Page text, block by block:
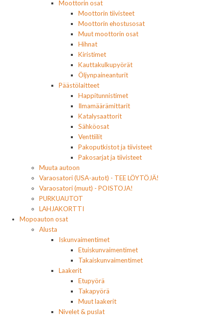
Moottorin osat
Moottorin tiivisteet
Moottorin ehostusosat
Muut moottorin osat
Hihnat
Kiristimet
Kauttakulkupyörät
Öljynpaineanturit
Päästölaitteet
Happitunnistimet
Ilmamäärämittarit
Katalysaattorit
Sähköosat
Venttiilit
Pakoputkistot ja tiivisteet
Pakosarjat ja tiivisteet
Muuta autoon
Varaosatori (USA-autot) - TEE LÖYTÖJÄ!
Varaosatori (muut) - POISTOJA!
PURKUAUTOT
LAHJAKORTTI
Mopoauton osat
Alusta
Iskunvaimentimet
Etuiskunvaimentimet
Takaiskunvaimentimet
Laakerit
Etupyörä
Takapyörä
Muut laakerit
Nivelet & puslat